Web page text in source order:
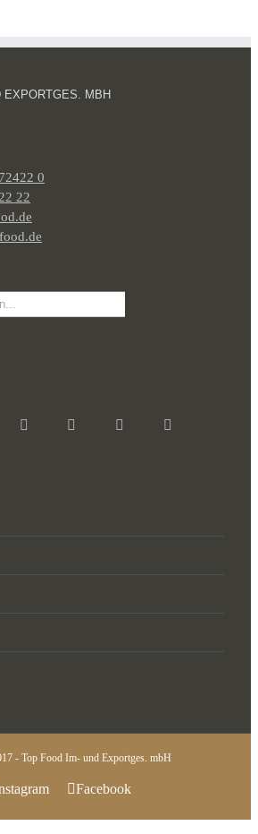
EXPORTGES. MBH
0
22
- Top Food Im- und Exportges. mbH
Facebook